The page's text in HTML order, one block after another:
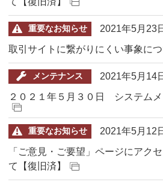
重要なお知らせ
2021年5月23
取引サイトに繋がりにくい事象につ
メンテナンス
2021年5月14
２０２１年５月３０日 システム
重要なお知らせ
2021年5月12
「ご意見・ご要望」ページにアク
て【復旧済】